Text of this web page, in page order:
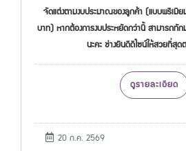
จัดแต่งตามงบประมาณของลูกค้า (แบบพรีเมี
บาท) หากต้องการงบประหยัดกว่านี้ สามารถทัก
นะคะ ช่างยินดีดีไซน์ให้สวยที่สุด
ดูรายละเอียด
20 ก.ค. 2569